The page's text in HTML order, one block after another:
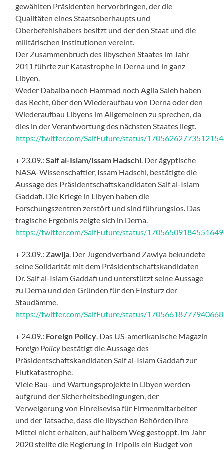
gewählten Präsidenten hervorbringen, der die
Qualitäten eines Staatsoberhaupts und
Oberbefehlshabers besitzt und der den Staat und die
militärischen Institutionen vereint.
Der Zusammenbruch des libyschen Staates im Jahr
2011 führte zur Katastrophe in Derna und in ganz
Libyen.
Weder Dabaiba noch Hammad noch Agila Saleh haben
das Recht, über den Wiederaufbau von Derna oder den
Wiederaufbau Libyens im Allgemeinen zu sprechen, da
dies in der Verantwortung des nächsten Staates liegt.
https://twitter.com/SaifFuture/status/
+ 23.09.:Saif al-Islam/Issam Hadschi . Der ägyptische
NASA-Wissenschaftler, Issam Hadschi, bestätigte die
Aussage des Präsidentschaftskandidaten Saif al-Islam
Gaddafi. Die Kriege in Libyen haben die
Forschungszentren zerstört und sind führungslos. Das
tragische Ergebnis zeigte sich in Derna.
https://twitter.com/SaifFuture/status/
+ 23.09.:Zawija . Der Jugendverband Zawiya bekundete
seine Solidarität mit dem Präsidentschaftskandidaten
Dr. Saif al-Islam Gaddafi und unterstützt seine Aussage
zu Derna und den Gründen für den Einsturz der
Staudämme.
https://twitter.com/SaifFuture/status/
+ 24.09.: Foreign Policy . Das US-amerikanische Magazin
Foreign Policy bestätigt die Aussage des
Präsidentschaftskandidaten Saif al-Islam Gaddafi zur
Flutkatastrophe.
Viele Bau- und Wartungsprojekte in Libyen werden
aufgrund der Sicherheitsbedingungen, der
Verweigerung von Einreisevisa für Firmenmitarbeiter
und der Tatsache, dass die libyschen Behörden ihre
Mittel nicht erhalten, auf halbem Weg gestoppt. Im Jahr
2020 stellte die Regierung in Tripolis ein Budget von